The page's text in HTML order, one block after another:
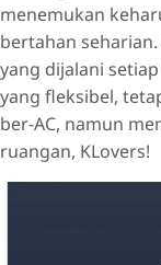
menemukan
bertahan
yang dijalani
yang fleksibel,
ber-AC, namun
ruangan, KLovers!